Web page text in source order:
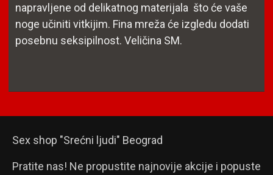
napravljene od delikatnog materijala što će vaše
noge učiniti vitkijim. Fina mreža će izgledu dodati
posebnu seksipilnost. Veličina SM.
Sex shop "Srećni ljudi" Beograd
Pratite nas! Ne propustite najnovije akcije i popuste